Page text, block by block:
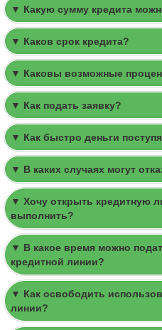
▼ Какую сумму кредита
▼ Каков срок кредита?
▼ Каковы возможные
▼ Как подать заявку?
▼ Как быстро деньги
▼ В каких случаях могут
▼ Хочу открыть кредитную
выполнить?
▼ В какое время можно
кредитной линии?
▼ Как освободить
линии?